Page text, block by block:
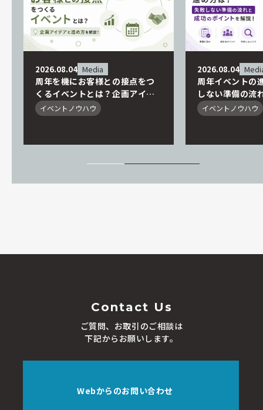
2026.08.04 Media
周年を機にお客様との接点をつ
くるイベントとは？企画アイデ
アと進め方を解説！
イベントノウハウ
2026.08.04
周年イベントの
しない準備の流
ントを解説！
イベントノウハウ
Contact Us
ご質問、お取引のご相談は
下記からお願いします。
Webからのお問い合わせ